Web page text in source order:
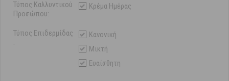
Τύπος Καλλυντικού
Προσώπου:
Κρέμα Ημέρας
Τύπος Επιδερμίδας
:
Κανονική
Μικτή
Ευαίσθητη